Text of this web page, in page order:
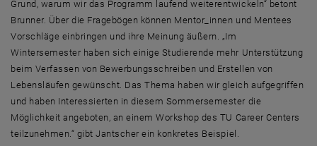
Grund, warum wir das Programm laufend weiterentwickeln“ betont
Brunner. Über die Fragebögen können Mentor_innen und Mentees
Vorschläge einbringen und ihre Meinung äußern. „Im
Wintersemester haben sich einige Studierende mehr Unterstützung
beim Verfassen von Bewerbungsschreiben und Erstellen von
Lebensläufen gewünscht. Das Thema haben wir gleich aufgegriffen
und haben Interessierten in diesem Sommersemester die
Möglichkeit angeboten, an einemWorkshop des TU Career Centers
teilzunehmen.“ gibt Jantscher ein konkretes Beispiel.